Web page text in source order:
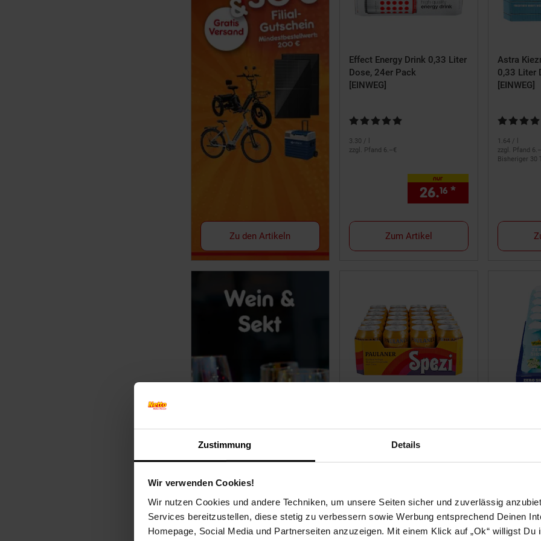
Zustimmung Details
Wir verwenden Cookies!
Wir nutzen Cookies und andere Techniken, um unsere Seiten sicher und zuverlässig
Services bereitzustellen, diese stetig zu verbessern sowie Werbung entsprechend Deinen
Homepage, Social Media und Partnerseiten anzuzeigen. Mit einem Klick auf „Ok“ willigst Du
Zu den Artikeln
Effect Energy Drink 0,33 Liter
Dose, 24er Pack
[EINWEG]
Kundenbewertung: 4,9 von 5 Sternen
3.30 / l
zzgl. Pfand 6.–€
nur
26.16 * €
Zum Artikel
Astra
0,33 Liter
[EINWEG]
1.64/ l
zzgl. Pfand
Bisheriger 30
zzgl. Pfand 6.–€
nur
80 80
43.68/ l